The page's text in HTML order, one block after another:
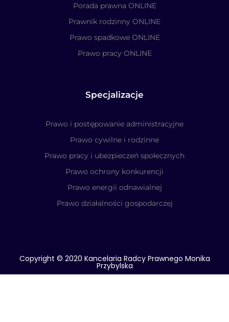
Porada prawna ONLINE
Prawnik rodzinny ONLINE
Prawo spadkowe ONLINE
Prawo pracy ONLINE
Specjalizacje
Prawo i postępowanie administracyjne
Prawo cywilne i rodzinne
Prawo pracy i ubezpieczeń społecznych
Prawo ochrony konkurencji
Prawo energii odnawialnej
Prawo działalności gospodarczej
Copyright © 2020 Kancelaria Radcy Prawnego Monika
Przybylska